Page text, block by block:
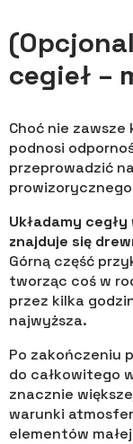
cegieł –
Choć nie
podnosi
przeprowadzić
Układamy
znajduje się
Górną część
tworząc coś w
przez kilka
najwyższa.
Po zakończeniu
do całkowitego
znacznie
warunki
elementów